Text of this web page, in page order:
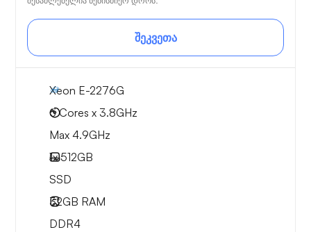
შეკვეთა
Xeon E-2276G
6 Cores x 3.8GHz
Max 4.9GHz
1x512GB
SSD
32GB RAM
DDR4